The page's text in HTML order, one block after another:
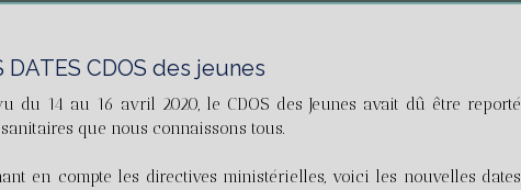
DATES CDOS des jeunes
du 14 au 16 avril 2020, le CDOS des Jeunes avait dû être reporté
que nous connaissons tous.
en compte les directives ministérielles, voici les nouvelles dates